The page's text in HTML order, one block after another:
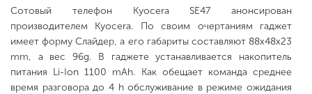
Сотовый телефон Kyocera SE47 анонсирован
производителем Kyocera. По своим очертаниям гаджет
имеет форму Слайдер, а его габариты составляют 88x48x23
mm, а вес 96g. В гаджете устанавливается накопитель
питания Li-Ion 1100 mAh. Как обещает команда среднее
время разговора до 4 h обслуживание в режиме ожидания